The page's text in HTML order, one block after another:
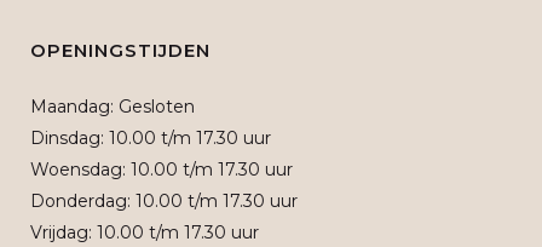
OPENINGSTIJDEN
Maandag: Gesloten
Dinsdag: 10.00 t/m 17.30 uur
Woensdag: 10.00 t/m 17.30 uur
Donderdag: 10.00 t/m 17.30 uur
Vrijdag: 10.00 t/m 17.30 uur